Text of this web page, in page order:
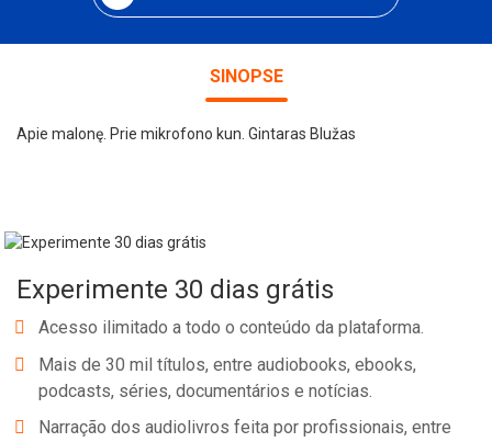
SINOPSE
Apie malonę. Prie mikrofono kun. Gintaras Blužas
Experimente 30 dias grátis
Acesso ilimitado a todo o conteúdo da plataforma.
Mais de 30 mil títulos, entre audiobooks, ebooks,
podcasts, séries, documentários e notícias.
Narração dos audiolivros feita por profissionais, entre